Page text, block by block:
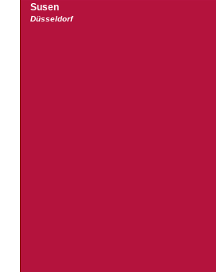
Susen
Düsseldorf